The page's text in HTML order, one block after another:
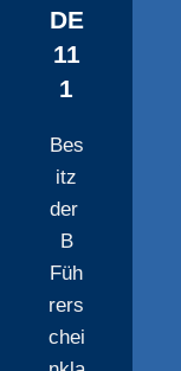
DE
11
1
Bes
itz
der
B
Füh
rers
chei